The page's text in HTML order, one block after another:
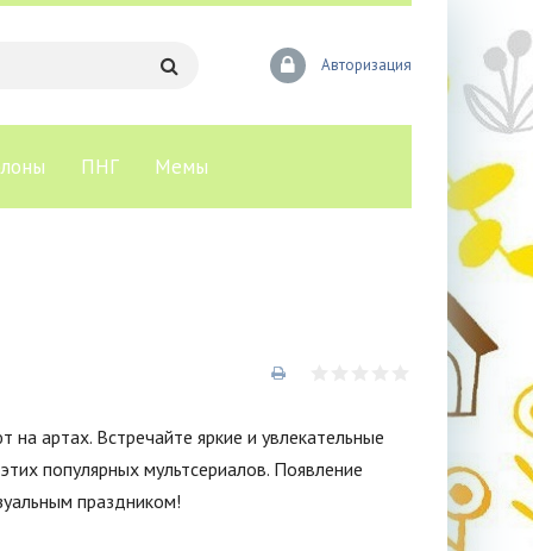
Авторизация
ПНГ Мемы
артах. Встречайте яркие и увлекательные
популярных мультсериалов. Появление
праздником!